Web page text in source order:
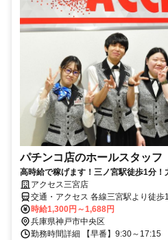
パチンコ店のホールスタッフ
高時給で稼げます！三ノ宮駅徒歩1分！
アクセス三宮店
交通・アクセス 各線三宮駅より徒歩
時給1,300円～1,688円
兵庫県神戸市中央区
勤務時間詳細 【早番】9:30～17:15